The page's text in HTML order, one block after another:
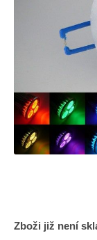
Zboži již není